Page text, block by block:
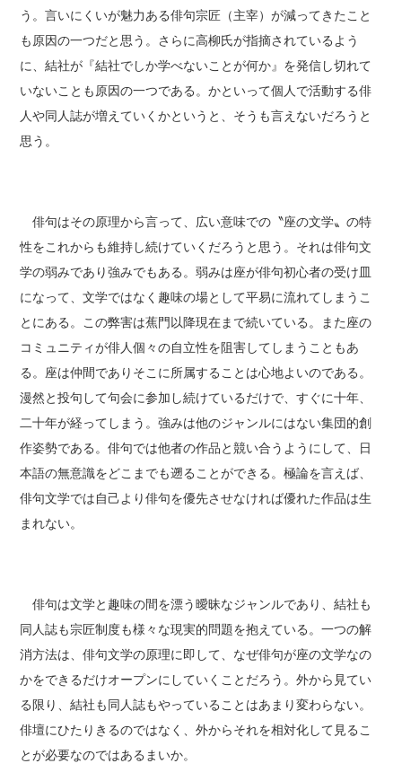
う。言いにくいが魅力ある俳句宗匠（主宰）が減ってきたこと
も原因の一つだと思う。さらに高柳氏が指摘されているよう
に、結社が『結社でしか学べないことが何か』を発信し切れて
いないことも原因の一つである。かといって個人で活動する俳
人や同人誌が増えていくかというと、そうも言えないだろうと
思う。
俳句はその原理から言って、広い意味での〝座の文学〟の特
性をこれからも維持し続けていくだろうと思う。それは俳句文
学の弱みであり強みでもある。弱みは座が俳句初心者の受け皿
になって、文学ではなく趣味の場として平易に流れてしまうこ
とにある。この弊害は蕉門以降現在まで続いている。また座の
コミュニティが俳人個々の自立性を阻害してしまうこともあ
る。座は仲間でありそこに所属することは心地よいのである。
漫然と投句して句会に参加し続けているだけで、すぐに十年、
二十年が経ってしまう。強みは他のジャンルにはない集団的創
作姿勢である。俳句では他者の作品と競い合うようにして、日
本語の無意識をどこまでも遡ることができる。極論を言えば、
俳句文学では自己より俳句を優先させなければ優れた作品は生
まれない。
俳句は文学と趣味の間を漂う曖昧なジャンルであり、結社も
同人誌も宗匠制度も様々な現実的問題を抱えている。一つの解
消方法は、俳句文学の原理に即して、なぜ俳句が座の文学なの
かをできるだけオープンにしていくことだろう。外から見てい
る限り、結社も同人誌もやっていることはあまり変わらない。
俳壇にひたりきるのではなく、外からそれを相対化して見るこ
とが必要なのではあるまいか。